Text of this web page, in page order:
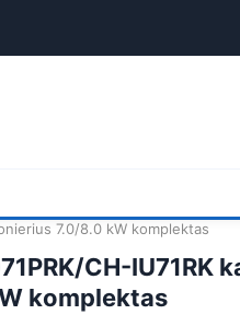
7.0/8.0 kW komplektas
CH-IU71RK
komplektas